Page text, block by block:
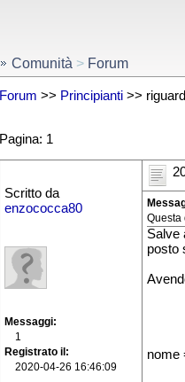
Comunità > Forum
Forum >> Principianti>>
Pagina: 1
Scritto da
enzococca80
Messaggi
1
Registrato il
2020-04-26 16:46:09
Questa
Salve
posto
nome